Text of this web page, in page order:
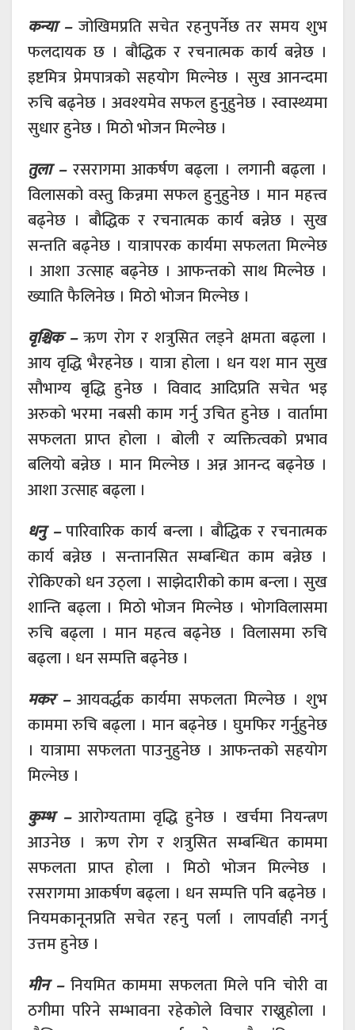
कन्या –जोखिमप्रति सचेत रहनुपर्नेछ तर समय शुभ
फलदायक छ । बौद्धिक र रचनात्मक कार्य बन्नेछ ।
इष्टमित्र प्रेमपात्रको सहयोग मिल्नेछ । सुख आनन्दमा
रुचि बढ्नेछ । अवश्यमेव सफल हुनुहुनेछ । स्वास्थ्यमा
सुधार हुनेछ । मिठो भोजन मिल्नेछ ।
तुला –रसरागमा आकर्षण बढ्ला । लगानी बढ्ला ।
विलासको वस्तु किन्नमा सफल हुनुहुनेछ । मान महत्त्व
बढ्नेछ । बौद्धिक र रचनात्मक कार्य बन्नेछ । सुख
सन्तति बढ्नेछ । यात्रापरक कार्यमा सफलता मिल्नेछ
। आशा उत्साह बढ्नेछ । आफन्तको साथ मिल्नेछ ।
ख्याति फैलिनेछ । मिठो भोजन मिल्नेछ ।
वृश्चिक –ऋण रोग र शत्रुसित लड्ने क्षमता बढ्ला ।
आय वृद्धि भैरहनेछ । यात्रा होला । धन यश मान सुख
सौभाग्य बृद्धि हुनेछ । विवाद आदिप्रति सचेत भइ
अरुको भरमा नबसी काम गर्नु उचित हुनेछ । वार्तामा
सफलता प्राप्त होला । बोली र व्यक्तित्वको प्रभाव
बलियो बन्नेछ । मान मिल्नेछ । अन्न आनन्द बढ्नेछ ।
आशा उत्साह बढ्ला ।
धनु –पारिवारिक कार्य बन्ला । बौद्धिक र रचनात्मक
कार्य बन्नेछ । सन्तानसित सम्बन्धित काम बन्नेछ ।
रोकिएको धन उठ्ला । साझेदारीको काम बन्ला । सुख
शान्ति बढ्ला । मिठो भोजन मिल्नेछ । भोगविलासमा
रुचि बढ्ला । मान महत्व बढ्नेछ । विलासमा रुचि
बढ्ला । धन सम्पत्ति बढ्नेछ ।
मकर –आयवर्द्धक कार्यमा सफलता मिल्नेछ । शुभ
काममा रुचि बढ्ला । मान बढ्नेछ । घुमफिर गर्नुहुनेछ
। यात्रामा सफलता पाउनुहुनेछ । आफन्तको सहयोग
मिल्नेछ ।
कुम्भ – आरोग्यतामा वृद्धि हुनेछ । खर्चमा नियन्त्रण
आउनेछ । ऋण रोग र शत्रुसित सम्बन्धित काममा
सफलता प्राप्त होला । मिठो भोजन मिल्नेछ ।
रसरागमा आकर्षण बढ्ला । धन सम्पत्ति पनि बढ्नेछ ।
नियमकानूनप्रति सचेत रहनु पर्ला । लापर्वाही नगर्नु
उत्तम हुनेछ ।
मीन – नियमित काममा सफलता मिले पनि चोरी वा
ठगीमा परिने सम्भावना रहेकोले विचार राख्नुहोला ।